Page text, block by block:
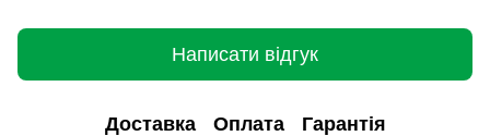
Написати відгук
Доставка Оплата Гарантія